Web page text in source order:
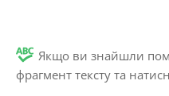
Якщо ви знайшли
фрагмент тексту та